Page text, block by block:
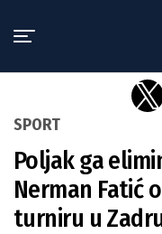
SPORT
Poljak ga
Nerman Fatić
turniru u